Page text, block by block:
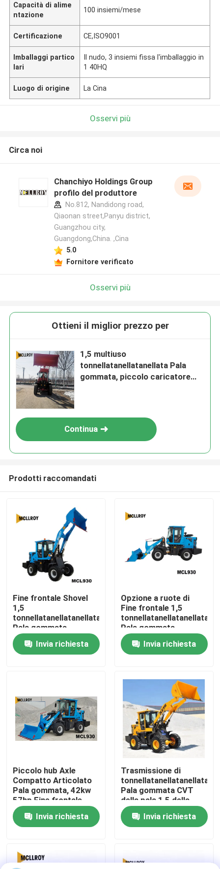
Prodotti
Circa noi
Controllo di qualità
Contattici
Notizie
Richieda una citazione
Caricatori compatti della ruota
Capacità di alime
ntazione
100 insiemi/mese
Certificazione CE,ISO9001
Imballaggi partico
lari
Il nudo, 3 insiemi fissa l'imballaggio in
1 40HQ
Luogo di origine La Cina
Osservi più
Circa noi
Chanchiyo Holdings Group
profilo del produttore
No.812, Nandidong road,
Qiaonan street,Panyu district,
Guangzhou city,
Guangdong,China. ,Cina
5.0
Fornitore verificato
Osservi più
Ottieni il miglior prezzo per
1,5 multiuso
tonnellatanellatanellata Pala
gommata, piccolo caricatore
Continua
Prodotti raccomandati
Fine frontale Shovel
1,5
tonnellatanellatanellata
Pala gommata
Articolato Frame
Invia richiesta
Opzione a ruote di
Fine frontale 1,5
tonnellatanellatanellata
Pala gommata
Hydraulic Pilot
Invia richiesta
Piccolo hub Axle
Compatto Articolato
Pala gommata, 42kw
57hp Fine frontale
Pala gommata a ruote
potereInvia richiesta
Trasmissione di
tonnellatanellatanellata
Pala gommata CVT
della pala 1,5 della
ruota
Invia richiesta